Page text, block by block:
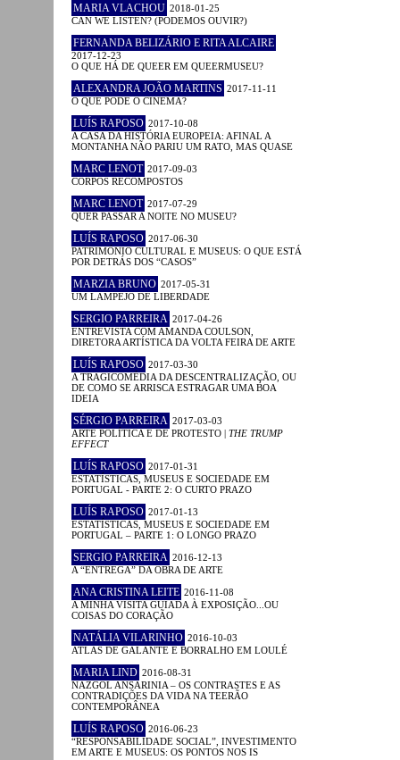
MARIA VLACHOU 2018-01-25
CAN WE LISTEN? (PODEMOS OUVIR?)
FERNANDA BELIZÁRIO E RITA ALCAIRE
2017-12-23
O QUE HÁ DE QUEER EM QUEERMUSEU?
ALEXANDRA JOÃO MARTINS 2017-11-11
O QUE PODE O CINEMA?
LUÍS RAPOSO 2017-10-08
A CASA DA HISTÓRIA EUROPEIA: AFINAL A
MONTANHA NÃO PARIU UM RATO, MAS QUASE
MARC LENOT 2017-09-03
CORPOS RECOMPOSTOS
MARC LENOT 2017-07-29
QUER PASSAR A NOITE NO MUSEU?
LUÍS RAPOSO 2017-06-30
PATRIMÓNIO CULTURAL E MUSEUS: O QUE ESTÁ
POR DETRÁS DOS “CASOS”
MARZIA BRUNO 2017-05-31
UM LAMPEJO DE LIBERDADE
SERGIO PARREIRA 2017-04-26
ENTREVISTA COM AMANDA COULSON,
DIRETORA ARTÍSTICA DA VOLTA FEIRA DE ARTE
LUÍS RAPOSO 2017-03-30
A TRAGICOMÉDIA DA DESCENTRALIZAÇÃO, OU
DE COMO SE ARRISCA ESTRAGAR UMA BOA
IDEIA
SÉRGIO PARREIRA 2017-03-03
ARTE POLÍTICA E DE PROTESTO | THE TRUMP
EFFECT
LUÍS RAPOSO 2017-01-31
ESTATÍSTICAS, MUSEUS E SOCIEDADE EM
PORTUGAL - PARTE 2: O CURTO PRAZO
LUÍS RAPOSO 2017-01-13
ESTATÍSTICAS, MUSEUS E SOCIEDADE EM
PORTUGAL – PARTE 1: O LONGO PRAZO
SERGIO PARREIRA 2016-12-13
A “ENTREGA” DA OBRA DE ARTE
ANA CRISTINA LEITE 2016-11-08
A MINHA VISITA GUIADA À EXPOSIÇÃO...OU
COISAS DO CORAÇÃO
NATÁLIA VILARINHO 2016-10-03
ATLAS DE GALANTE E BORRALHO EM LOULÉ
MARIA LIND 2016-08-31
NAZGOL ANSARINIA – OS CONTRASTES E AS
CONTRADIÇÕES DA VIDA NA TEERÃO
CONTEMPORÂNEA
LUÍS RAPOSO 2016-06-23
“RESPONSABILIDADE SOCIAL”, INVESTIMENTO
EM ARTE E MUSEUS: OS PONTOS NOS IS